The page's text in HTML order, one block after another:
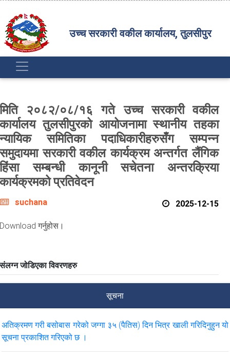
उच्च सरकारी वकील कार्यालय, तुलसीपुर
मिति २०८२/०८/१६ गते उच्च सरकारी वकील
कार्यालय तुलसीपुरको आयोजनामा स्थानीय तहका
न्यायिक समितिका पदाधिकारीहरुसँग सम्‍पन्‍न
समुदायमा सरकारी वकील कार्यक्रम अन्तर्गत लैंगिक
हिंसा सम्बन्धी कानूनी सचेतना अन्‍तरक्रिया
कार्यक्रमको प्रतिवेदन
suchana 2025-12-15
Download गर्नुहोस।
संलग्न जोडिएका विवरणहरु
सूचना
अतिक्रमण गरी बसोबास गरेको जग्गा ३५ (पैतिस) दिन भित्र खाली गरिदिनुहुन यो
सूचना प्रकाशित गरिएको छ ।